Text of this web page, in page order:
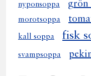
nyponsoppa grön
morotsoppa
kall soppa fisk
svampsoppa